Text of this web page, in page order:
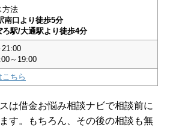
方法
口より徒歩5分
駅/大通駅より徒歩4分
～19:00
ちら
は借金お悩み相談ナビで相談前に
す。もちろん、その後の相談も無